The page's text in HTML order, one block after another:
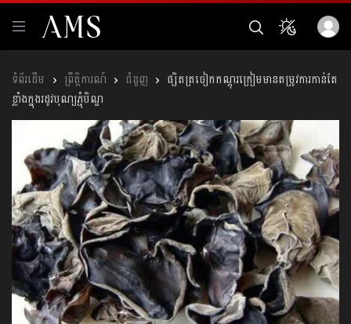
ព្រឹត្តិការណ៍ ជំនួញ
ផ្សិតត្រចៀកកណ្ដុរក្រៀមមានតម្រូវការកាន់តែ
ខ្លាំងក្នុងរដូវបុណ្យភ្ជុំបិណ្ឌ